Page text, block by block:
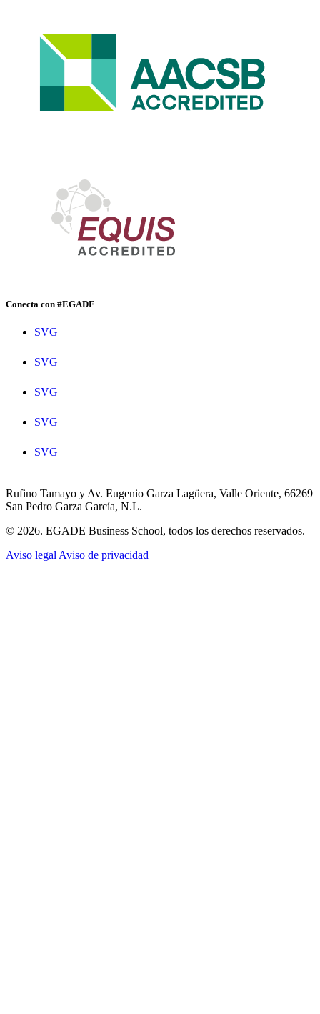
Conecta con #EGADE
SVG
SVG
SVG
SVG
SVG
Rufino Tamayo y Av. Eugenio Garza Lagüera, Valle Oriente, 66269
San Pedro Garza García, N.L.
© 2026. EGADE Business School, todos los derechos reservados.
Aviso legal Aviso de privacidad